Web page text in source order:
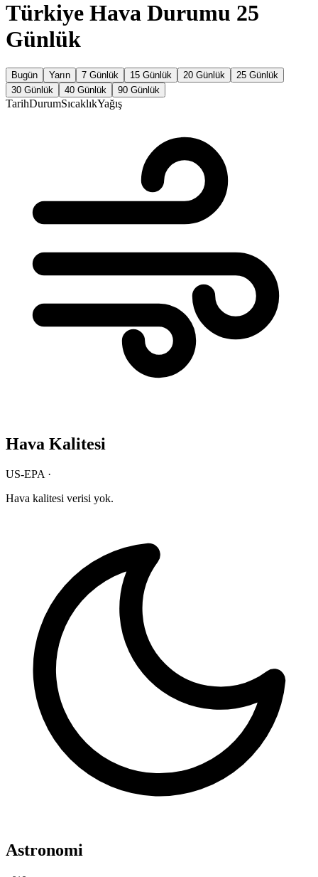
Türkiye Hava Durumu 25
Günlük
Bugün Yarın 7 Günlük 15 Günlük 20 Günlük
25 Günlük
30 Günlük
40 Günlük 90 Günlük
TarihDurumSıcaklıkYağış
Hava Kalitesi
US-EPA ·
Hava kalitesi verisi yok.
Astronomi